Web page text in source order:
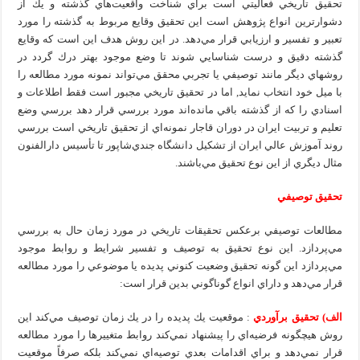
تحقيق تاريخي فعاليتي است براي شناخت واقعيت‌هاي گذشته و يك از
دشوارترين انواع پژوهش است اين تحقيق وقايع مربوط به گذشته را مورد
تعبير و تفسير و ارزيابي قرار مي‌دهد. در اين روش هدف اين است كه وقايع
گذشته دقيق و درست شناسايي شوند تا وضع موجود بهتر درك گردد در
روشهاي ديگر مانند توصيفي يا تجربي محقق مي‌تواند نمونه مورد مطالعه را
با ميل خود انتخاب نمايد, اما در تحقيق تاريخي مجبور است فقط اطلاعات و
اسنادي را كه از گذشته باقي مانده‌اند مورد بررسي قرار دهد بررسي وضع
تعليم و تربيت ايران در دوران قاجار نمونه‌اي از تحقيق تاريخي است بررسي
روند آموزش عالي ايران از تشكيل دانشگاه جندي‌شاپور تا تأسيس دارالفنون
مثال ديگري از اين نوع تحقيق مي‌باشند.
تحقيق توصيفي
مطالعات توصيفي برعكس تحقيقات تاريخي در مورد زمان حال به بررسي
مي‌پردازد. اين نوع تحقيق به توصيف و تفسير شرايط و روابط موجود
مي‌پردازد اين گونه تحقيق وضعيت كنوني پديده يا موضوعي را مورد مطالعه
قرار مي‌دهد و داراي انواع گوناگوني بدين قرار است:
الف) تحقيق برآوردي : موقعيت يك پديده را در يك زمان توصيف مي‌كند اين
روش هيچگونه فرضيه‌اي را پيشنهاد نمي‌كند روابط متغييرها را مورد مطالعه
قرار نمي‌دهد و براي اقدامات بعدي توصيه‌اي نمي‌كند بلكه صرفاً موقعيت